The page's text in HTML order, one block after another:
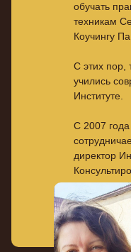
обучать
техникам
Коучингу
С этих пор,
учились
Институте.
С 2007
директор
коуч.
Люди
по двум